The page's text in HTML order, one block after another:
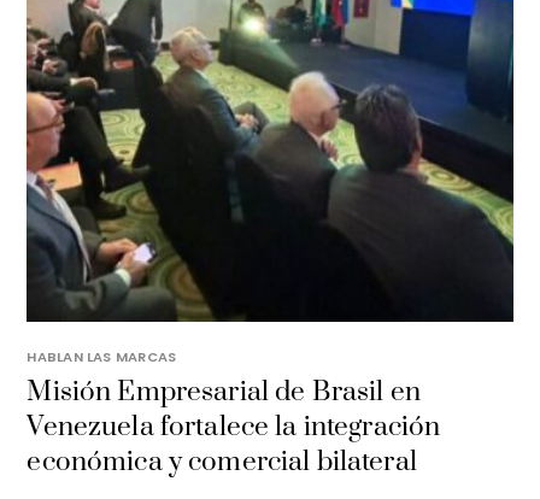
HABLAN LAS MARCAS
Misión Empresarial de Brasil en
Venezuela fortalece la integración
económica y comercial bilateral